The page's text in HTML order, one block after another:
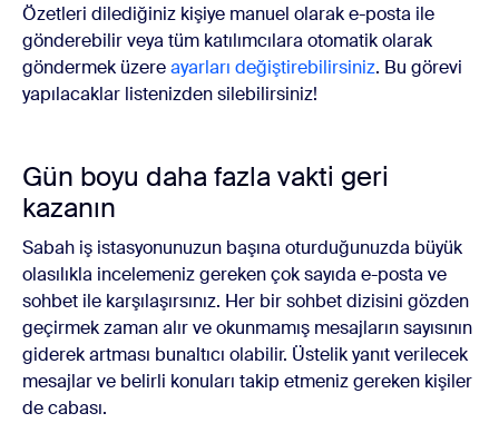
Özetleri dilediğiniz kişiye manuel olarak e-posta ile
gönderebilir veya tüm katılımcılara otomatik olarak
göndermek üzereayarları değiştirebilirsiniz. Bu görevi
yapılacaklar listenizden silebilirsiniz!
Gün boyu daha fazla vakti geri
kazanın
Sabah iş istasyonunuzun başına oturduğunuzda büyük
olasılıkla incelemeniz gereken çok sayıda e-posta ve
sohbet ile karşılaşırsınız. Her bir sohbet dizisini gözden
geçirmek zaman alır ve okunmamış mesajların sayısının
giderek artması bunaltıcı olabilir. Üstelik yanıt verilecek
mesajlar ve belirli konuları takip etmeniz gereken kişiler
de cabası.